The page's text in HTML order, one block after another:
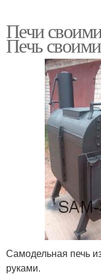
Печи
Печь
Самодельная печь
руками.